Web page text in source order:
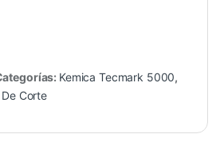
Kemica Tecmark 5000,
Corte